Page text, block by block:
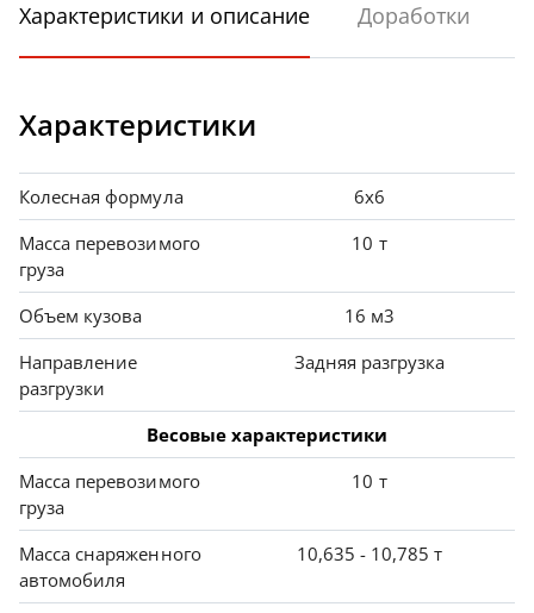
Характеристики и описание Доработки
Характеристики
Колесная формула
6х6
Масса перевозимого
груза
10 т
Объем кузова
16 м3
Направление
разгрузки
Задняя разгрузка
Весовые характеристики
Масса перевозимого
груза
10 т
Масса снаряженного
автомобиля
10,635 - 10,785 т